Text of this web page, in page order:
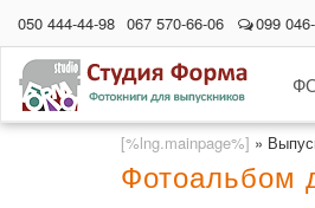
050 444-44-98 067 570-66-06 099
[%lng.mainpage%] »
Фотоальбом